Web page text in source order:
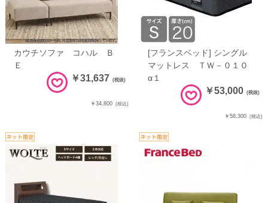
カウチソファ コハル Ｂ
Ｅ
￥31,637 (税抜)
￥34,800 (税込)
[フランスベッド] シングル
マットレス ＴＷ－０１０
α１
￥53,000 (税抜)
￥58,300 (税込)